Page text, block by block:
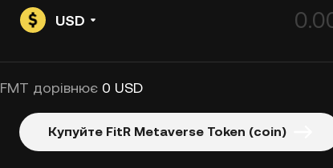
USD
дорівнює 0 USD
Купуйте FitR Metaverse Token (coin)